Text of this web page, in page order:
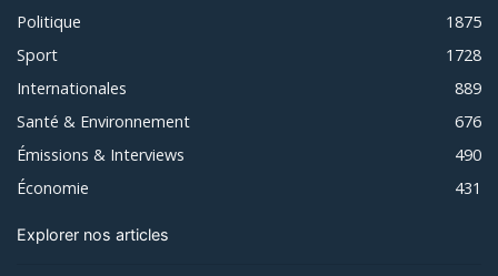
Politique
1875
Sport
1728
Internationales
889
Santé & Environnement
676
Émissions & Interviews
490
Économie
431
Explorer nos articles